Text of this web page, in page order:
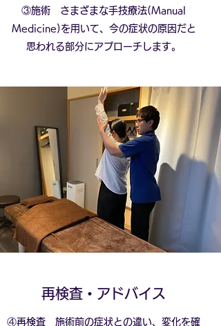
③施術 さまざまな手技療法(Manual
Medicine)を用いて、今の症状の原因だと
思われる部分にアプローチします。
​​再検査・アドバイス
④再検査 施術前の症状との違い、変化を確